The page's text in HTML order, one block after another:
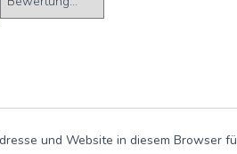
und Website in diesem Browser